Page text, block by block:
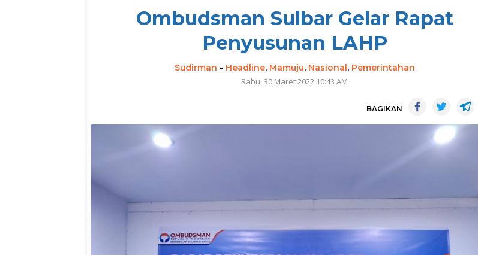
Ombudsman Sulbar Gelar Rapat
Penyusunan LAHP
Sudirman - Headline, Mamuju, Nasional, Pemerintahan
Rabu, 30 Maret 2022 10:43 AM
BAGIKAN